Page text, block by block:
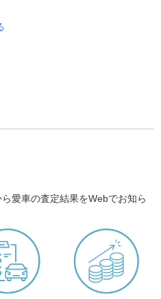
ら愛車の査定結果をWebでお知ら